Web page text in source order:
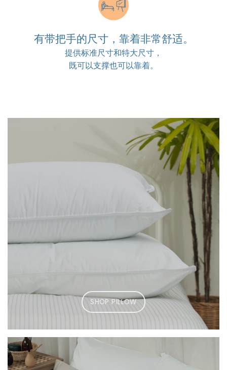
有带把手的尺寸，靠着非常舒适。
提供标准尺寸和特大尺寸，
既可以支撑也可以靠着。
SHOP PILLOW